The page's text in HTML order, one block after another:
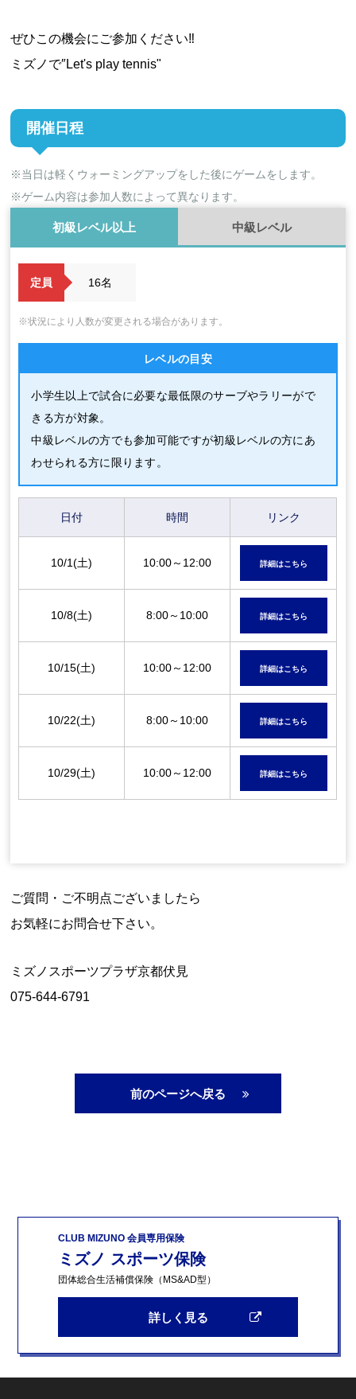
ぜひこの機会にご参加ください‼
ミズノで″Let's play tennis"
開催日程
※当日は軽くウォーミングアップをした後にゲームをします。
※ゲーム内容は参加人数によって異なります。
初級レベル以上 中級レベル
定員 16名
※状況により人数が変更される場合があります。
レベルの目安
小学生以上で試合に必要な最低限のサーブやラリーがで
きる方が対象。
中級レベルの方でも参加可能ですが初級レベルの方にあ
わせられる方に限ります。
日付 時間 リンク
10/1(土) 10:00～12:00 詳細はこちら
10/8(土) 8:00～10:00 詳細はこちら
10/15(土) 10:00～12:00 詳細はこちら
10/22(土) 8:00～10:00 詳細はこちら
10/29(土) 10:00～12:00 詳細はこちら
ご質問・ご不明点ございましたら
お気軽にお問合せ下さい。
ミズノスポーツプラザ京都伏見
075-644-6791
前のページへ戻る
CLUB MIZUNO 会員専用保険
ミズノ スポーツ保険
団体総合生活補償保険（MS&AD型）
詳しく見る